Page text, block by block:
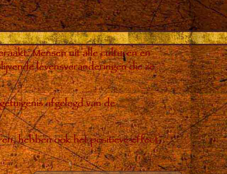
Mensen uit alle culturen en
levensveranderingen die ze
afgelegd van de
hebben ook het positieve effect